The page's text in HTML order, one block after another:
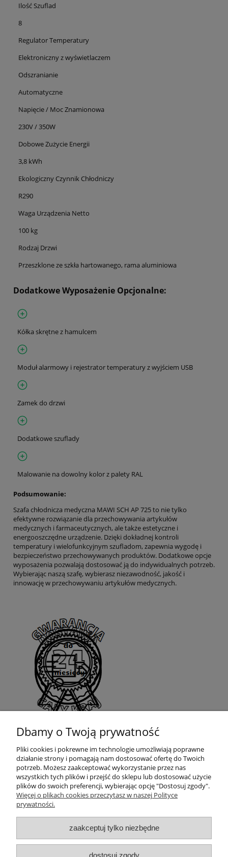
Ilość Szuflad
8
Regulator Temperatury
Elektroniczny z wyświetlaczem
Odszranianie
Automatyczne
Napięcie / Moc Znamionowa
230V / 350W
Dobowe Zużycie Energii
3,8 kWh
Ekologiczny Czynnik Chłodniczy
R290
Waga Urządzenia Netto
100 kg
Rodzaj Drzwi
Przeszklone ze szkła hartowanego, rama aluminiowa
Dodatkowe Wyposażenie Opcjonalne:
Kółka skrętne z hamulcem
Moduł alarmowy i rejestrator temperatury z wyjściem USB
Zamek do drzwi
Dodatkowe szuflady
Malowanie na dowolny kolor z palety RAL
Podsumowanie:
Szafa chłodnicza medyczna MAWI SCH AP 725 to nie tylko
efektywne rozwiązanie dla przechowywania artykułów
medycznych i farmaceutycznych, ale także estetyczne i
energooszczędne urządzenie. Dzięki dokładnej kontroli
temperatury i wielofunkcyjnym szufladom, zapewnia wygodę i
bezpieczeństwo przechowywanych produktów. Dodatkowe opcje
wyposażenia pozwalają dostosować ją do indywidualnych potrzeb.
Wybierając naszą szafę, wybierasz niezawodność, jakość i
innowację w przechowywaniu artykułów medycznych.
Moje konto
Informacje
Dbamy o Twoją prywatność
Pliki cookies i pokrewne im technologie umożliwiają poprawne
działanie strony i pomagają nam dostosować ofertę do Twoich
potrzeb. Możesz zaakceptować wykorzystanie przez nas
wszystkich tych plików i przejść do sklepu lub dostosować użycie
plików do swoich preferencji, wybierając opcję "Dostosuj zgody".
Więcej o plikach cookies przeczytasz w naszej Polityce
prywatności.
zaakceptuj tylko niezbędne
dostosuj zgody